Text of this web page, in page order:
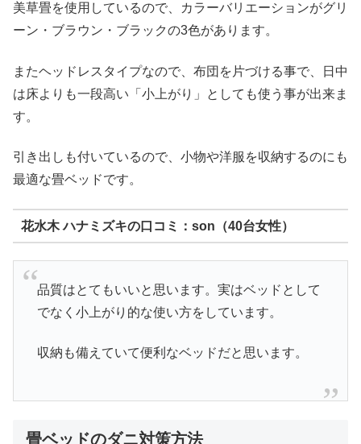
美草畳を使用しているので、カラーバリエーションがグリ
ーン・ブラウン・ブラックの3色があります。
またヘッドレスタイプなので、布団を片づける事で、日中
は床よりも一段高い「小上がり」としても使う事が出来ま
す。
引き出しも付いているので、小物や洋服を収納するのにも
最適な畳ベッドです。
花水木 ハナミズキの口コミ：son（40台女性）
品質はとてもいいと思います。実はベッドとして
でなく小上がり的な使い方をしています。
収納も備えていて便利なベッドだと思います。
畳ベッドのダニ対策方法